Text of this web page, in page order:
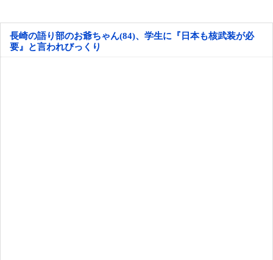
長崎の語り部のお爺ちゃん(84)、学生に『日本も核武装が必
要』と言われびっくり